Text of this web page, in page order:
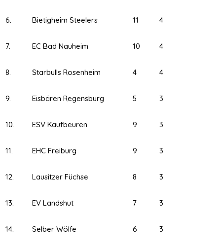
6. Bietigheim Steelers 11 4
7. EC Bad Nauheim 10 4
8. Starbulls Rosenheim 4 4
9. Eisbären Regensburg 5 3
10. ESV Kaufbeuren 9 3
11. EHC Freiburg 9 3
12. Lausitzer Füchse 8 3
13. EV Landshut 7 3
14. Selber Wölfe 6 3